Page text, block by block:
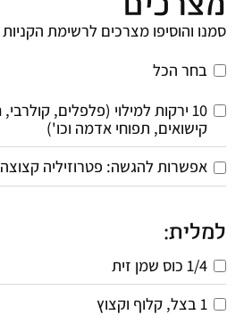
סמנו והוסיפו מצרכים לרשימת הקניות
בחר הכל
קישואים, תפוחי אדמה וכו')
אפשרות להגשה: פטרוזיליה קצוצה
למלית:
1/4 כוס שמן זית
1 בצל, קלוף וקצוץ